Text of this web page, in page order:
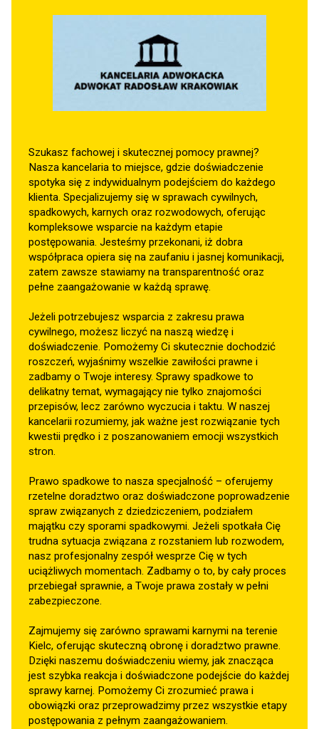
Szukasz fachowej i skutecznej pomocy prawnej?
Nasza kancelaria to miejsce, gdzie doświadczenie
spotyka się z indywidualnym podejściem do każdego
klienta. Specjalizujemy się w sprawach cywilnych,
spadkowych, karnych oraz rozwodowych, oferując
kompleksowe wsparcie na każdym etapie
postępowania. Jesteśmy przekonani, iż dobra
współpraca opiera się na zaufaniu i jasnej komunikacji,
zatem zawsze stawiamy na transparentność oraz
pełne zaangażowanie w każdą sprawę.
Jeżeli potrzebujesz wsparcia z zakresu prawa
cywilnego, możesz liczyć na naszą wiedzę i
doświadczenie. Pomożemy Ci skutecznie dochodzić
roszczeń, wyjaśnimy wszelkie zawiłości prawne i
zadbamy o Twoje interesy. Sprawy spadkowe to
delikatny temat, wymagający nie tylko znajomości
przepisów, lecz zarówno wyczucia i taktu. W naszej
kancelarii rozumiemy, jak ważne jest rozwiązanie tych
kwestii prędko i z poszanowaniem emocji wszystkich
stron.
Prawo spadkowe to nasza specjalność – oferujemy
rzetelne doradztwo oraz doświadczone poprowadzenie
spraw związanych z dziedziczeniem, podziałem
majątku czy sporami spadkowymi. Jeżeli spotkała Cię
trudna sytuacja związana z rozstaniem lub rozwodem,
nasz profesjonalny zespół wesprze Cię w tych
uciążliwych momentach. Zadbamy o to, by cały proces
przebiegał sprawnie, a Twoje prawa zostały w pełni
zabezpieczone.
Zajmujemy się zarówno sprawami karnymi na terenie
Kielc, oferując skuteczną obronę i doradztwo prawne.
Dzięki naszemu doświadczeniu wiemy, jak znacząca
jest szybka reakcja i doświadczone podejście do każdej
sprawy karnej. Pomożemy Ci zrozumieć prawa i
obowiązki oraz przeprowadzimy przez wszystkie etapy
postępowania z pełnym zaangażowaniem.